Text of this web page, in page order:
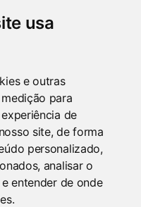
usa
e outras
para
de
site, de forma
personalizado,
analisar o
entender de onde
95520.000 - Osório/RS
12h e das 13h30min às